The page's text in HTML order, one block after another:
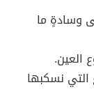
وسادةٍ ما
العين.
التي نسكبها